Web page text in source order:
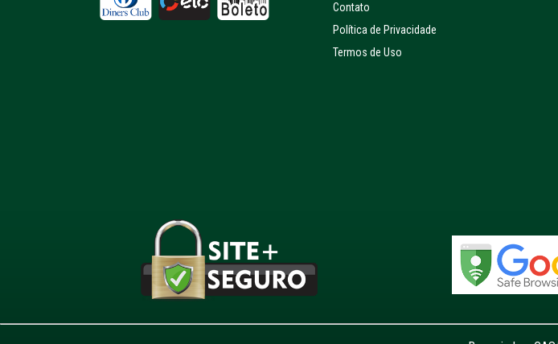
Contato
Política de Privacidade
Termos de Uso